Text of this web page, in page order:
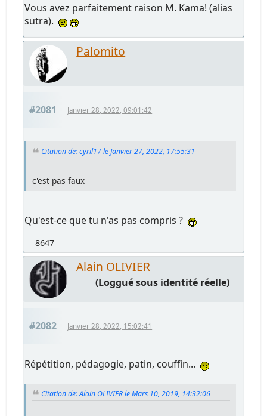
Vous avez parfaitement raison M. Kama! (alias
sutra).
Palomito
#2081 Janvier 28, 2022, 09:01:42
Citation de: cyril17 le Janvier 27, 2022, 17:55:31
c'est pas faux
Qu'est-ce que tu n'as pas compris ?
8647
Alain OLIVIER
(Loggué sous identité réelle)
#2082 Janvier 28, 2022, 15:02:41
Répétition, pédagogie, patin, couffin...
Citation de: Alain OLIVIER le Mars 10, 2019, 14:32:06